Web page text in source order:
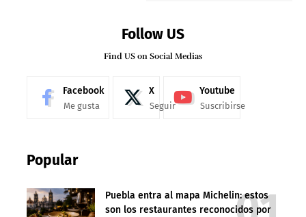
Follow US
Find US on Social Medias
Facebook
Me gusta
X
Seguir
Youtube
Suscribirse
Popular
Puebla entra al mapa Michelin: estos
son los restaurantes reconocidos por